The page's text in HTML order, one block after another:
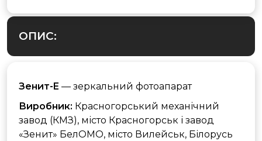
ОПИС:
Зенит-E — зеркальний фотоапарат
Виробник: Красногорський механічний
завод (КМЗ), місто Красногорськ і завод
«Зенит» БелОМО, місто Вилейськ, Білорусь